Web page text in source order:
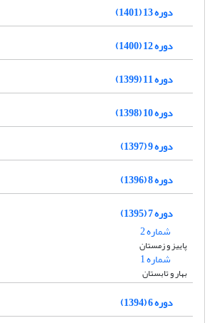
دوره 13 (1401)
دوره 12 (1400)
دوره 11 (1399)
دوره 10 (1398)
دوره 9 (1397)
دوره 8 (1396)
دوره 7 (1395)
شماره 2
پاییز و زمستان
شماره 1
بهار و تابستان
دوره 6 (1394)